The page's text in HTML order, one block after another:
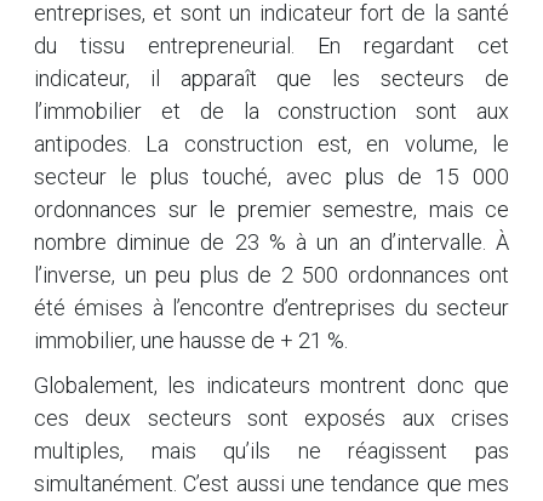
entreprises, et sont un indicateur fort de la santé
du tissu entrepreneurial. En regardant cet
indicateur, il apparaît que les secteurs de
l’immobilier et de la construction sont aux
antipodes. La construction est, en volume, le
secteur le plus touché, avec plus de 15 000
ordonnances sur le premier semestre, mais ce
nombre diminue de 23 % à un an d’intervalle. À
l’inverse, un peu plus de 2 500 ordonnances ont
été émises à l’encontre d’entreprises du secteur
immobilier, une hausse de + 21 %.
Globalement, les indicateurs montrent donc que
ces deux secteurs sont exposés aux crises
multiples, mais qu’ils ne réagissent pas
simultanément. C’est aussi une tendance que mes